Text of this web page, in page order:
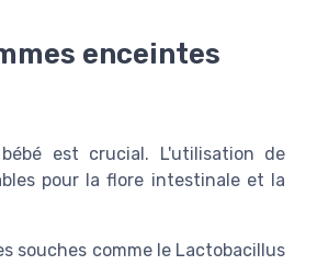
enceintes
est crucial. L'utilisation de
pour la flore intestinale et la
souches comme le Lactobacillus